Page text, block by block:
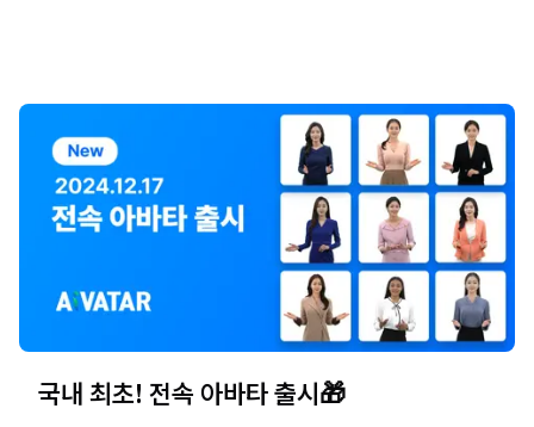
국내 최초! 전속 아바타 출시🎁